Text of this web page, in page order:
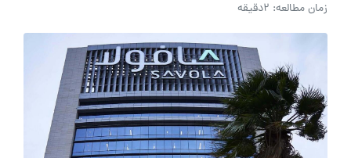
زمان مطالعه: 2دقیقه